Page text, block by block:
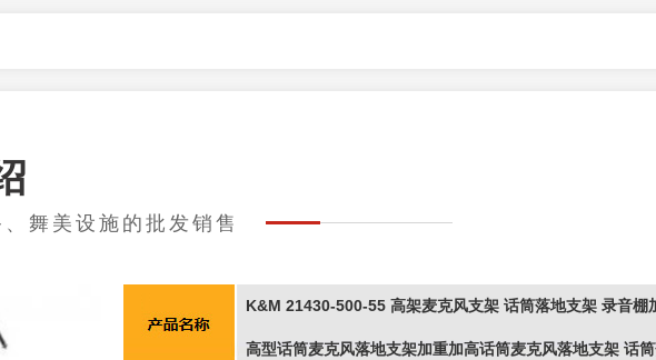
、舞美设施的批发销售
K&M 21430-500-55 高架麦克风支架 话筒落地支架 录音棚
高型话筒麦克风落地支架加重加高话筒麦克风落地支架 话